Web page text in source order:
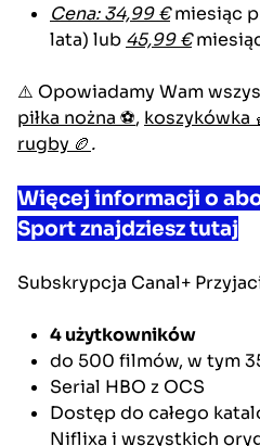
Cena: 34,99 €miesiąc
lata) lub 45,99 €
⚠️ Opowiadamy Wam
piłka nożna ⚽, koszykówka
rugby 🏉.
Więcej informacji o
Sport znajdziesz tutaj
Subskrypcja Canal+
4 użytkowników
do 500 filmów, w tym
Serial HBO z OCS
Dostęp do całego
Niflixa i wszystkich